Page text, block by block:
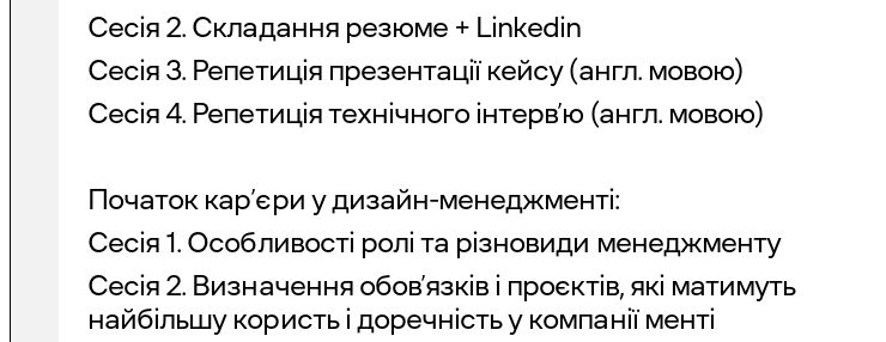
Сесія 2. Складання резюме + Linkedin
Сесія 3. Репетиція презентації кейсу (англ. мовою)
Сесія 4. Репетиція технічного інтерв’ю (англ. мовою)
Початок кар’єри у дизайн-менеджменті:
Сесія 1. Особливості ролі та різновиди менеджменту
Сесія 2. Визначення обов’язків і проєктів, які матимуть
найбільшу користь і доречність у компанії менті